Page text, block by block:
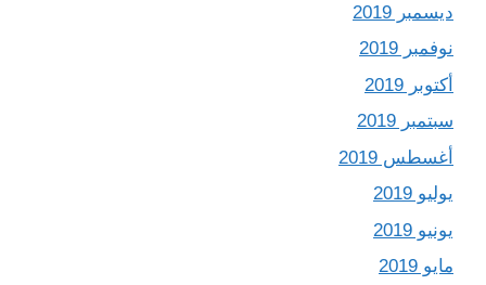
ديسمبر 2019
نوفمبر 2019
أكتوبر 2019
سبتمبر 2019
أغسطس 2019
يوليو 2019
يونيو 2019
مايو 2019